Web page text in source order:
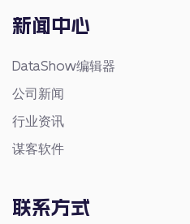
新闻中心
DataShow编辑器
公司新闻
行业资讯
谋客软件
联系方式